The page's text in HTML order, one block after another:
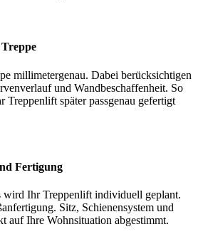
millimetergenau. Dabei berücksichtigen
und Wandbeschaffenheit. So
Treppenlift später passgenau gefertigt
Fertigung
wird Ihr Treppenlift individuell geplant.
Sitz, Schienensystem und
auf Ihre Wohnsituation abgestimmt.